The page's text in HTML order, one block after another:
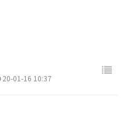
20-01-16 10:37